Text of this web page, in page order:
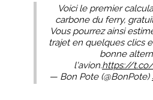
Voici le premier
carbone du ferry,
Vous pourrez ainsi
trajet en quelques clics
bonne
l'avion.https://t.co/
— Bon Pote (@BonPote)